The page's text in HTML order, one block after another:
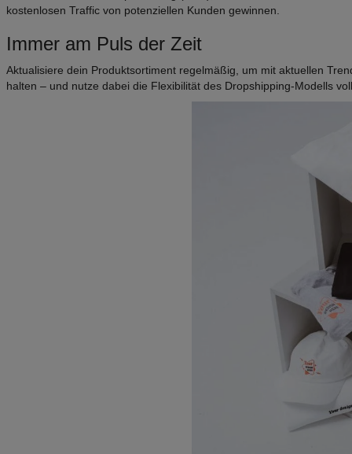
kostenlosen Traffic von potenziellen Kunden gewinnen.
Immer am Puls der Zeit
Aktualisiere dein Produktsortiment regelmäßig, um mit aktuellen
halten – und nutze dabei die Flexibilität des Dropshipping-Modells